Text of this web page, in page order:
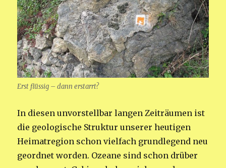
Erst flüssig – dann erstarrt?
In diesen unvorstellbar langen Zeiträumen ist
die geologische Struktur unserer heutigen
Heimatregion schon vielfach grundlegend neu
geordnet worden. Ozeane sind schon drüber